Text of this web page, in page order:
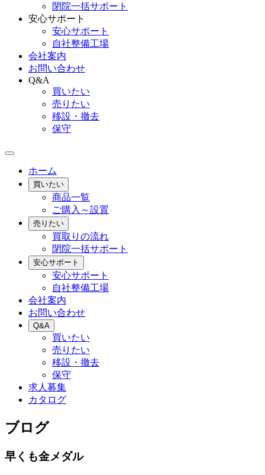
閉院一括サポート
安心サポート
安心サポート
自社整備工場
会社案内
お問い合わせ
Q&A
買いたい
売りたい
移設・撤去
保守
ホーム
買いたい
商品一覧
ご購入～設置
売りたい
買取りの流れ
閉院一括サポート
安心サポート
安心サポート
自社整備工場
会社案内
お問い合わせ
Q&A
買いたい
売りたい
移設・撤去
保守
求人募集
カタログ
ブログ
早くも金メダル